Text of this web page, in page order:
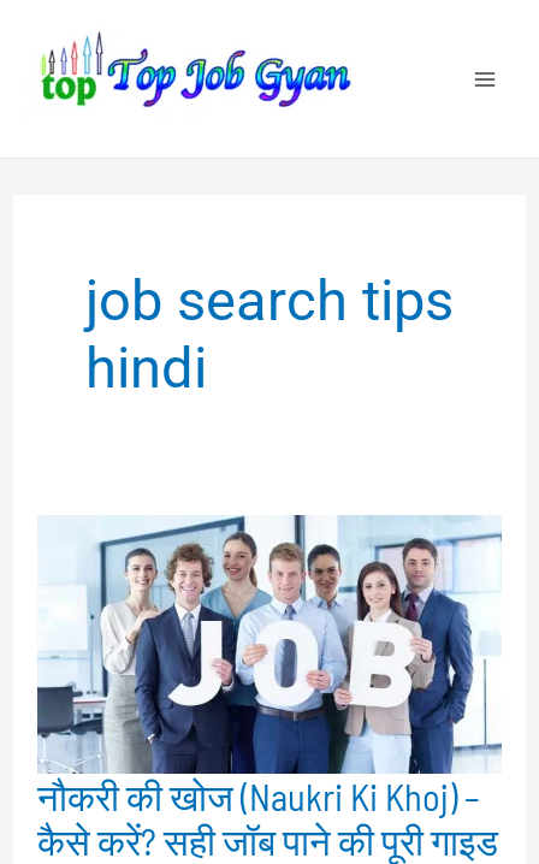
content
job search tips
hindi
नौकरी की खोज (Naukri Ki Khoj) –
कैसे करें? सही जॉब पाने की पूरी गाइड